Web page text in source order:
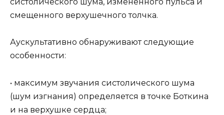
смещенного верхушечного толчка.
Аускультативно обнаруживают следующие
особенности:
• максимум звучания систолического шума
(шум изгнания) определяется в точке Боткина
и на верхушке сердца;